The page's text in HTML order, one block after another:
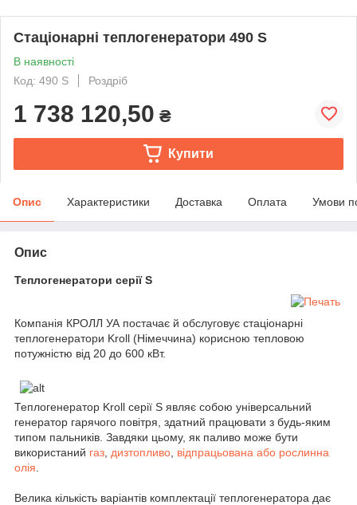
Стаціонарні теплогенератори 490 S
В наявності
Код: 490 S
Роздріб
1 738 120,50 ₴
Купити
Опис Характеристики Доставка Оплата Умови
Опис
Теплогенератори серії S
Компанія КРОЛЛ УА постачає й обслуговує стаціонарні
теплогенератори Kroll (Німеччина) корисною тепловою
потужністю від 20 до 600 кВт.
Теплогенератор Kroll серії S являє собою універсальний
генератор гарячого повітря, здатний працювати з будь-яким
типом пальників. Завдяки цьому, як паливо може бути
використаний газ дизтопливо відпрацьована або рослинна
олія
Велика кількість варіантів комплектації теплогенератора дає